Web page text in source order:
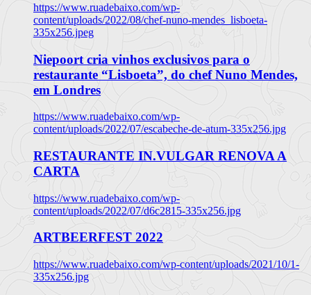
https://www.ruadebaixo.com/wp-
content/uploads/2022/08/chef-nuno-mendes_lisboeta-
335x256.jpeg
Niepoort cria vinhos exclusivos para o
restaurante “Lisboeta”, do chef Nuno Mendes,
em Londres
https://www.ruadebaixo.com/wp-
content/uploads/2022/07/escabeche-de-atum-335x256.jpg
RESTAURANTE IN.VULGAR RENOVA A
CARTA
https://www.ruadebaixo.com/wp-
content/uploads/2022/07/d6c2815-335x256.jpg
ARTBEERFEST 2022
https://www.ruadebaixo.com/wp-content/uploads/2021/10/1-
335x256.jpg